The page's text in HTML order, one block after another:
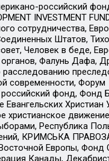
российский
INVESTMENT
сотрудничества,
Штатов,
Человек в беде,
Фалунь Дафа,
расследованию
современности, Форум
фонд, Фонд
Христиан
Республика
КРИМСЬКА
Европы, Фонд
Канады,